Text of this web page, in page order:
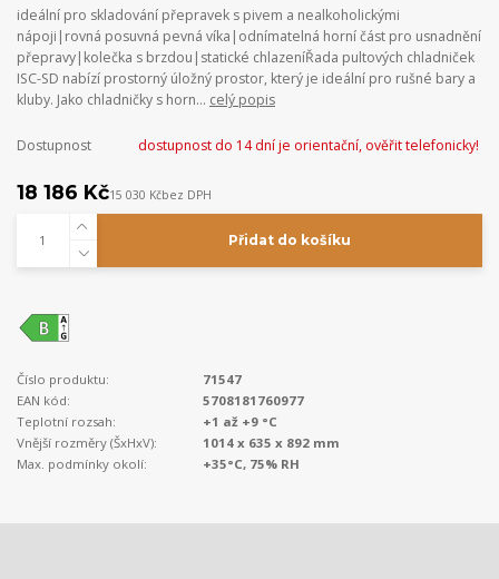
ideální pro skladování přepravek s pivem a nealkoholickými
nápoji|rovná posuvná pevná víka|odnímatelná horní část pro usnadnění
přepravy|kolečka s brzdou|statické chlazeníŘada pultových chladniček
ISC-SD nabízí prostorný úložný prostor, který je ideální pro rušné bary a
kluby. Jako chladničky s horn... celý popis
Dostupnost dostupnost do 14 dní je orientační, ověřit telefonicky!
18 186 Kč15 030 Kčbez DPH
Přidat do košíku
Číslo produktu:
71547
EAN kód:
5708181760977
Teplotní rozsah:
+1 až +9 °C
Vnější rozměry (ŠxHxV):
1014 x 635 x 892 mm
Max. podmínky okolí:
+35°C, 75% RH